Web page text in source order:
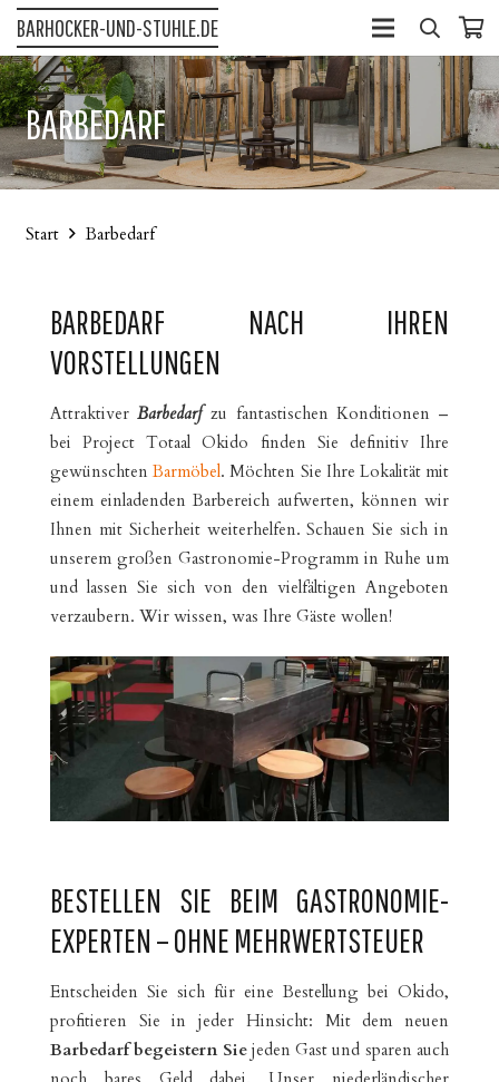
BARHOCKER-UND-STUHLE.DE
BARBEDARF
Start Barbedarf
BARBEDARF NACH IHREN
VORSTELLUNGEN
AttraktiverBarbedarfzu fantastischen Konditionen –
bei Project Totaal Okido finden Sie definitiv Ihre
gewünschtenBarmöbel. Möchten Sie Ihre Lokalität mit
einem einladenden Barbereich aufwerten, können wir
Ihnen mit Sicherheit weiterhelfen. Schauen Sie sich in
unserem großen Gastronomie-Programm in Ruhe um
und lassen Sie sich von den vielfältigen Angeboten
verzaubern. Wir wissen, was Ihre Gäste wollen!
BESTELLEN SIE BEIM GASTRONOMIE-
EXPERTEN – OHNE MEHRWERTSTEUER
Entscheiden Sie sich für eine Bestellung bei Okido,
profitieren Sie in jeder Hinsicht: Mit dem neuen
Barbedarf begeistern Siejeden Gast und sparen auch